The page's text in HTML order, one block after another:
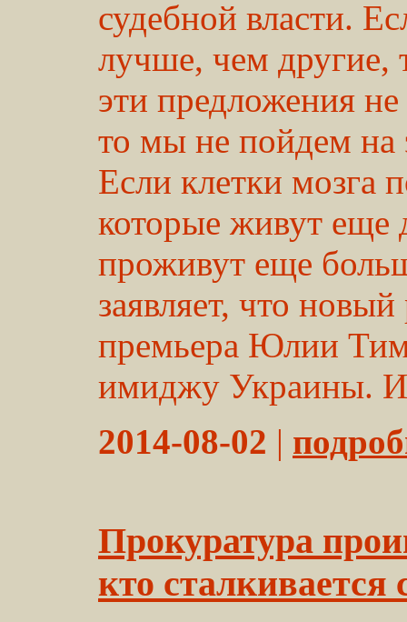
судебной власти.
лучше, чем другие,
эти предложения
то мы не пойдем на
Если клетки мозга
которые живут
проживут еще
заявляет, что
премьера Юлии
имиджу Украины.
2014-08-02 |
Прокуратура
кто сталкивается